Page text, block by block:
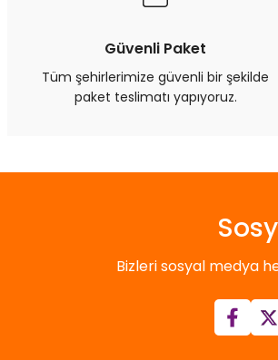
Güvenli Paket
Tüm şehirlerimize güvenli bir şekilde
paket teslimatı yapıyoruz.
Bizleri sosyal medya